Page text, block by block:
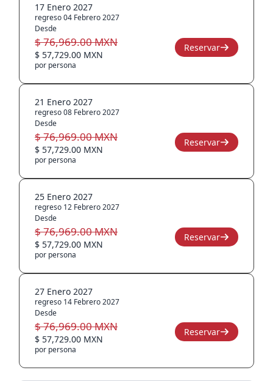
17 Enero 2027
regreso 04 Febrero 2027
Desde
$ 76,969.00 MXN
$ 57,729.00 MXN
por persona
Reservar
21 Enero 2027
regreso 08 Febrero 2027
Desde
$ 76,969.00 MXN
$ 57,729.00 MXN
por persona
Reservar
25 Enero 2027
regreso 12 Febrero 2027
Desde
$ 76,969.00 MXN
$ 57,729.00 MXN
por persona
Reservar
27 Enero 2027
regreso 14 Febrero 2027
Desde
$ 76,969.00 MXN
$ 57,729.00 MXN
por persona
Reservar